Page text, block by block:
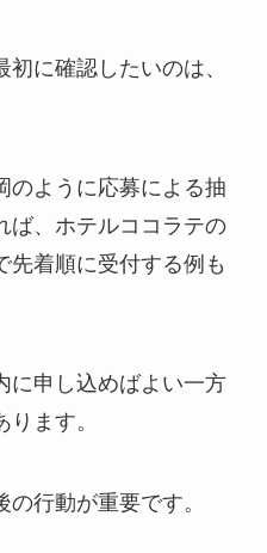
に確認したいのは、
のように応募による抽
ば、ホテルココラテの
先着順に受付する例も
に申し込めばよい一方
ます。
行動が重要です。